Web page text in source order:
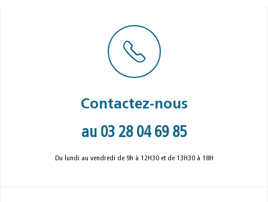
Contactez-nous
au 03 28 04 69 85
Du lundi au vendredi de 9h à 12H30 et de 13H30 à 18H